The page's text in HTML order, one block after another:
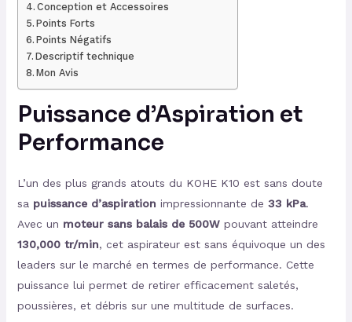
Conception et Accessoires
Points Forts
Points Négatifs
Descriptif technique
Mon Avis
Puissance d’Aspiration et
Performance
L’un des plus grands atouts du KOHE K10 est sans doute
sa puissance d’aspiration impressionnante de 33 kPa.
Avec un moteur sans balais de 500Wpouvant atteindre
130,000 tr/min, cet aspirateur est sans équivoque un des
leaders sur le marché en termes de performance. Cette
puissance lui permet de retirer efficacement saletés,
poussières, et débris sur une multitude de surfaces.